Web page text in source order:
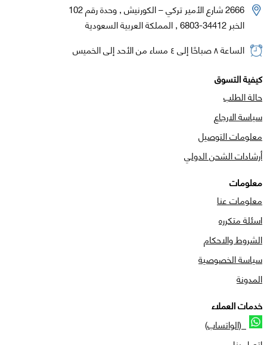
2666 شارع الأمير تركي – الكورنيش , وحدة رقم 102
الخبر 34412-6803 , المملكة العربية السعودية
الساعة ٨ صباحًا إلى ٤ مساء من الأحد إلى الخميس
كيفية التسوق
حالة الطلب
سياسة الارجاع
معلومات التوصيل
أرشادات الشحن الدولي
معلومات
معلومات عنا
اسئلة متكرره
الشروط والاحكام
سياسة الخصوصية
المدونة
خدمات العملاء
(الواتساب)